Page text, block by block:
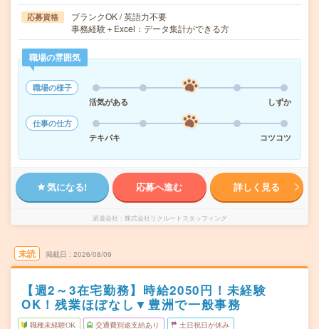
応募資格
ブランクOK / 英語力不要
事務経験＋Excel：データ集計ができる方
職場の雰囲気
職場の様子
活気がある
しずか
仕事の仕方
テキパキ
コツコツ
気になる! 応募へ進む 詳しく見る
派遣会社 株式会社リクルートスタッフィング
未読 掲載日 2026/08/09
【週2～3在宅勤務】時給2050円！未経験
OK！残業ほぼなし▼豊洲で一般事務
職種未経験OK 交通費別途支給あり 土日祝日が休み